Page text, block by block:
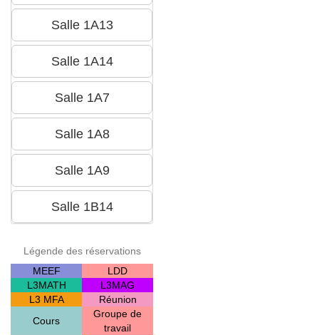
Légende des réservations
MEEF
LDD
L3MATH
L3MAG
L3 MFA
Réunion
Cours
Groupe de
travail